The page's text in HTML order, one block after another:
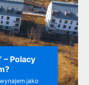
– Polacy
jako